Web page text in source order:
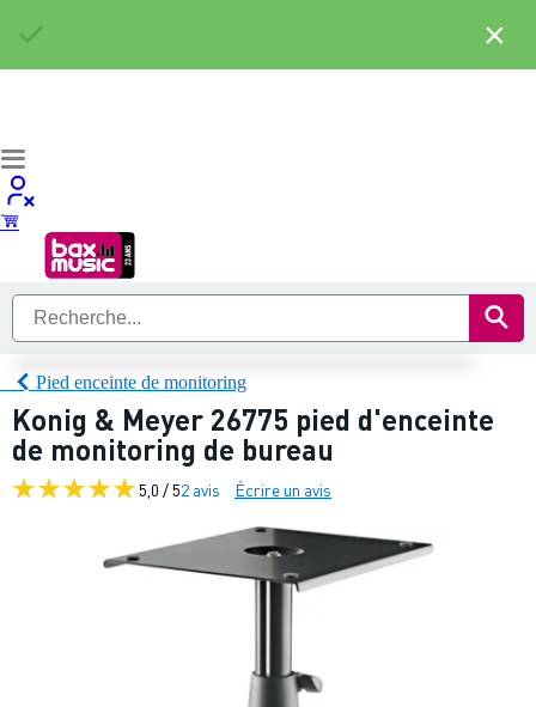
Pied enceinte de monitoring
Konig & Meyer 26775 pied d'enceinte
de monitoring de bureau
5,0 / 52 avis Écrire un avis
×